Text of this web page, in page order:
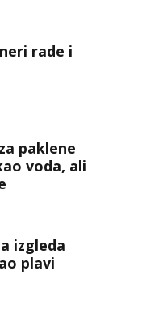
rade i
paklene
voda, ali
izgleda
plavi